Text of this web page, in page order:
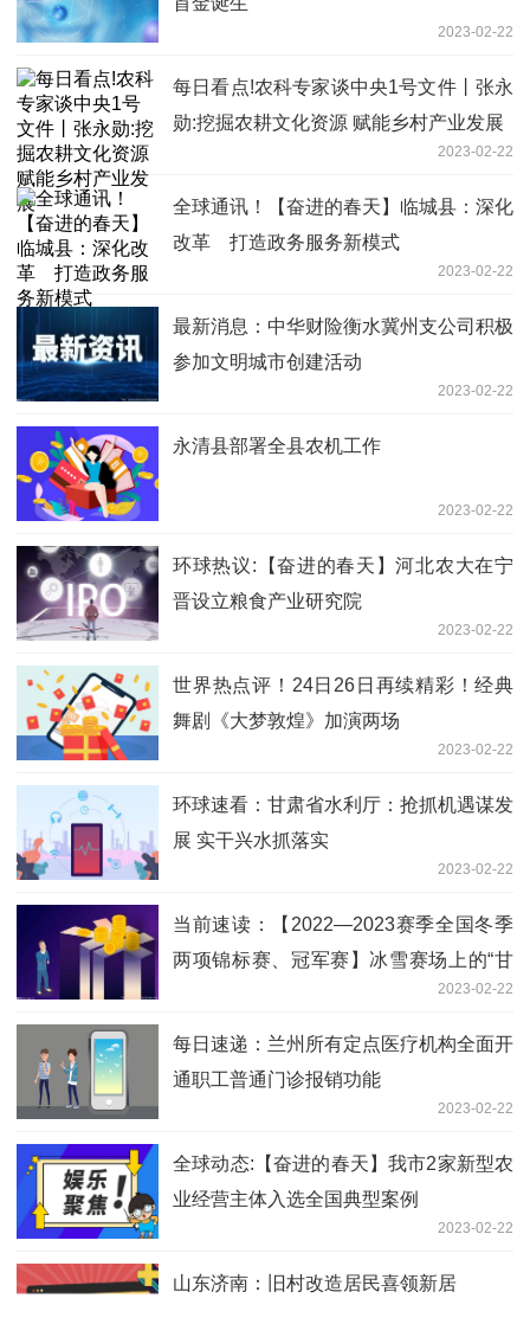
2023-02-22
每日看点!农科专家谈中央1号文件丨张永
勋:挖掘农耕文化资源 赋能乡村产业发展
2023-02-22
全球通讯！【奋进的春天】临城县：深化
改革 打造政务服务新模式
2023-02-22
最新消息：中华财险衡水冀州支公司积极
参加文明城市创建活动
2023-02-22
永清县部署全县农机工作
2023-02-22
环球热议:【奋进的春天】河北农大在宁
晋设立粮食产业研究院
2023-02-22
世界热点评！24日26日再续精彩！经典
舞剧《大梦敦煌》加演两场
2023-02-22
环球速看：甘肃省水利厅：抢抓机遇谋发
展 实干兴水抓落实
2023-02-22
当前速读：【2022—2023赛季全国冬季
两项锦标赛、冠军赛】冰雪赛场上的“甘
2023-02-22
每日速递：兰州所有定点医疗机构全面开
通职工普通门诊报销功能
2023-02-22
全球动态:【奋进的春天】我市2家新型农
业经营主体入选全国典型案例
2023-02-22
山东济南：旧村改造居民喜领新居